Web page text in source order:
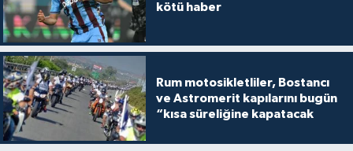
kötü haber
Rum motosikletliler, Bostancı
ve Astromerit kapılarını bugün
“kısa süreliğine kapatacak